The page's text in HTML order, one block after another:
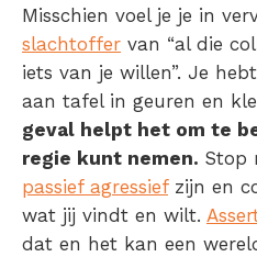
Misschien voel je je in
slachtoffer van “al die
iets van je willen”. Je
aan tafel in geuren en
geval helpt het om te
regie kunt nemen. Stop
passief agressiefzijn en
wat jij vindt en wilt.
dat en het kan een